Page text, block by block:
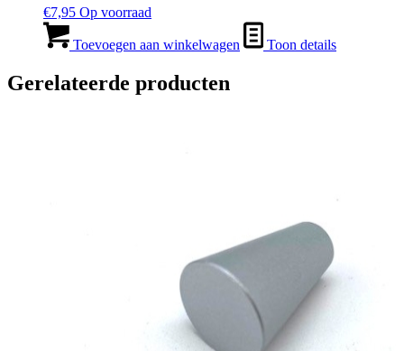
€7,95 Op voorraad
Toevoegen aan winkelwagen Toon details
Gerelateerde producten